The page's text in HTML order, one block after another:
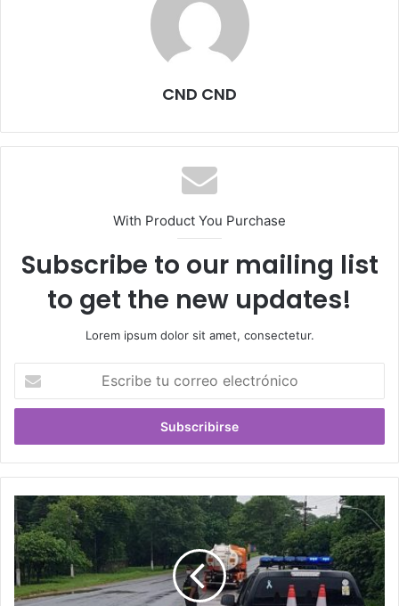
CND CND
With Product You Purchase
Subscribe to our mailing list
to get the new updates!
Lorem ipsum dolor sit amet, consectetur.
correo